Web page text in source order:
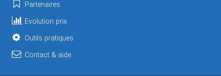
Partenaires
Evolution prix
Outils pratiques
Contact & aide